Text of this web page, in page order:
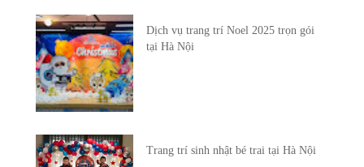
Dịch vụ trang trí Noel 2025 trọn gói
tại Hà Nội
Trang trí sinh nhật bé trai tại Hà Nội